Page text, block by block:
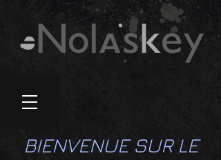
BIENVENUE SUR LE